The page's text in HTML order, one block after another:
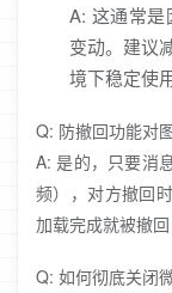
A: 这通常
变动。建议
境下稳定使
Q: 防撤回功能对
A: 是的，只要消
频），对方撤回
加载完成就被撤回
Q: 如何彻底关闭